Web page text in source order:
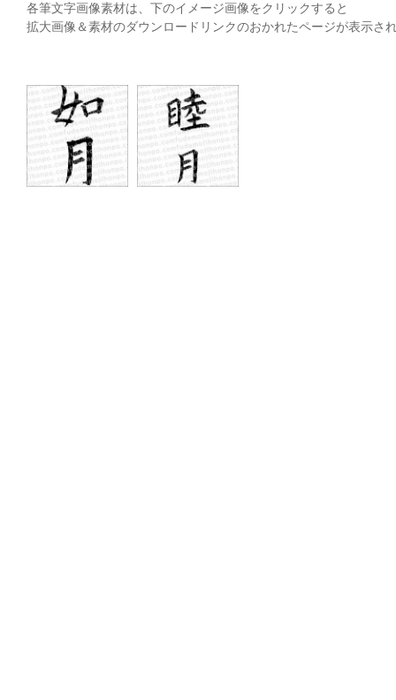
各筆文字画像素材は、下のイメージ画像をクリックすると
拡大画像＆素材のダウンロードリンクのおかれたページが表示さ